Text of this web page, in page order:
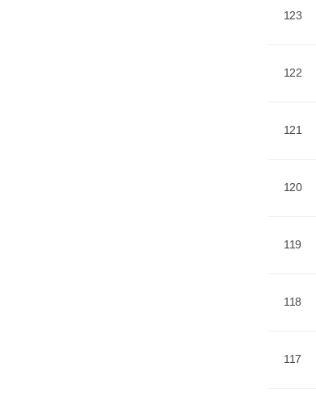
123
122
121
120
119
118
117